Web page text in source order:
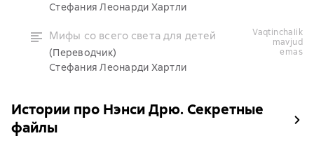
Стефания Леонарди Хартли
Мифы со всего света для детей
(Переводчик)
Стефания Леонарди Хартли
vaqtinchalik
mavjud
emas
Истории про Нэнси Дрю. Секретные
файлы